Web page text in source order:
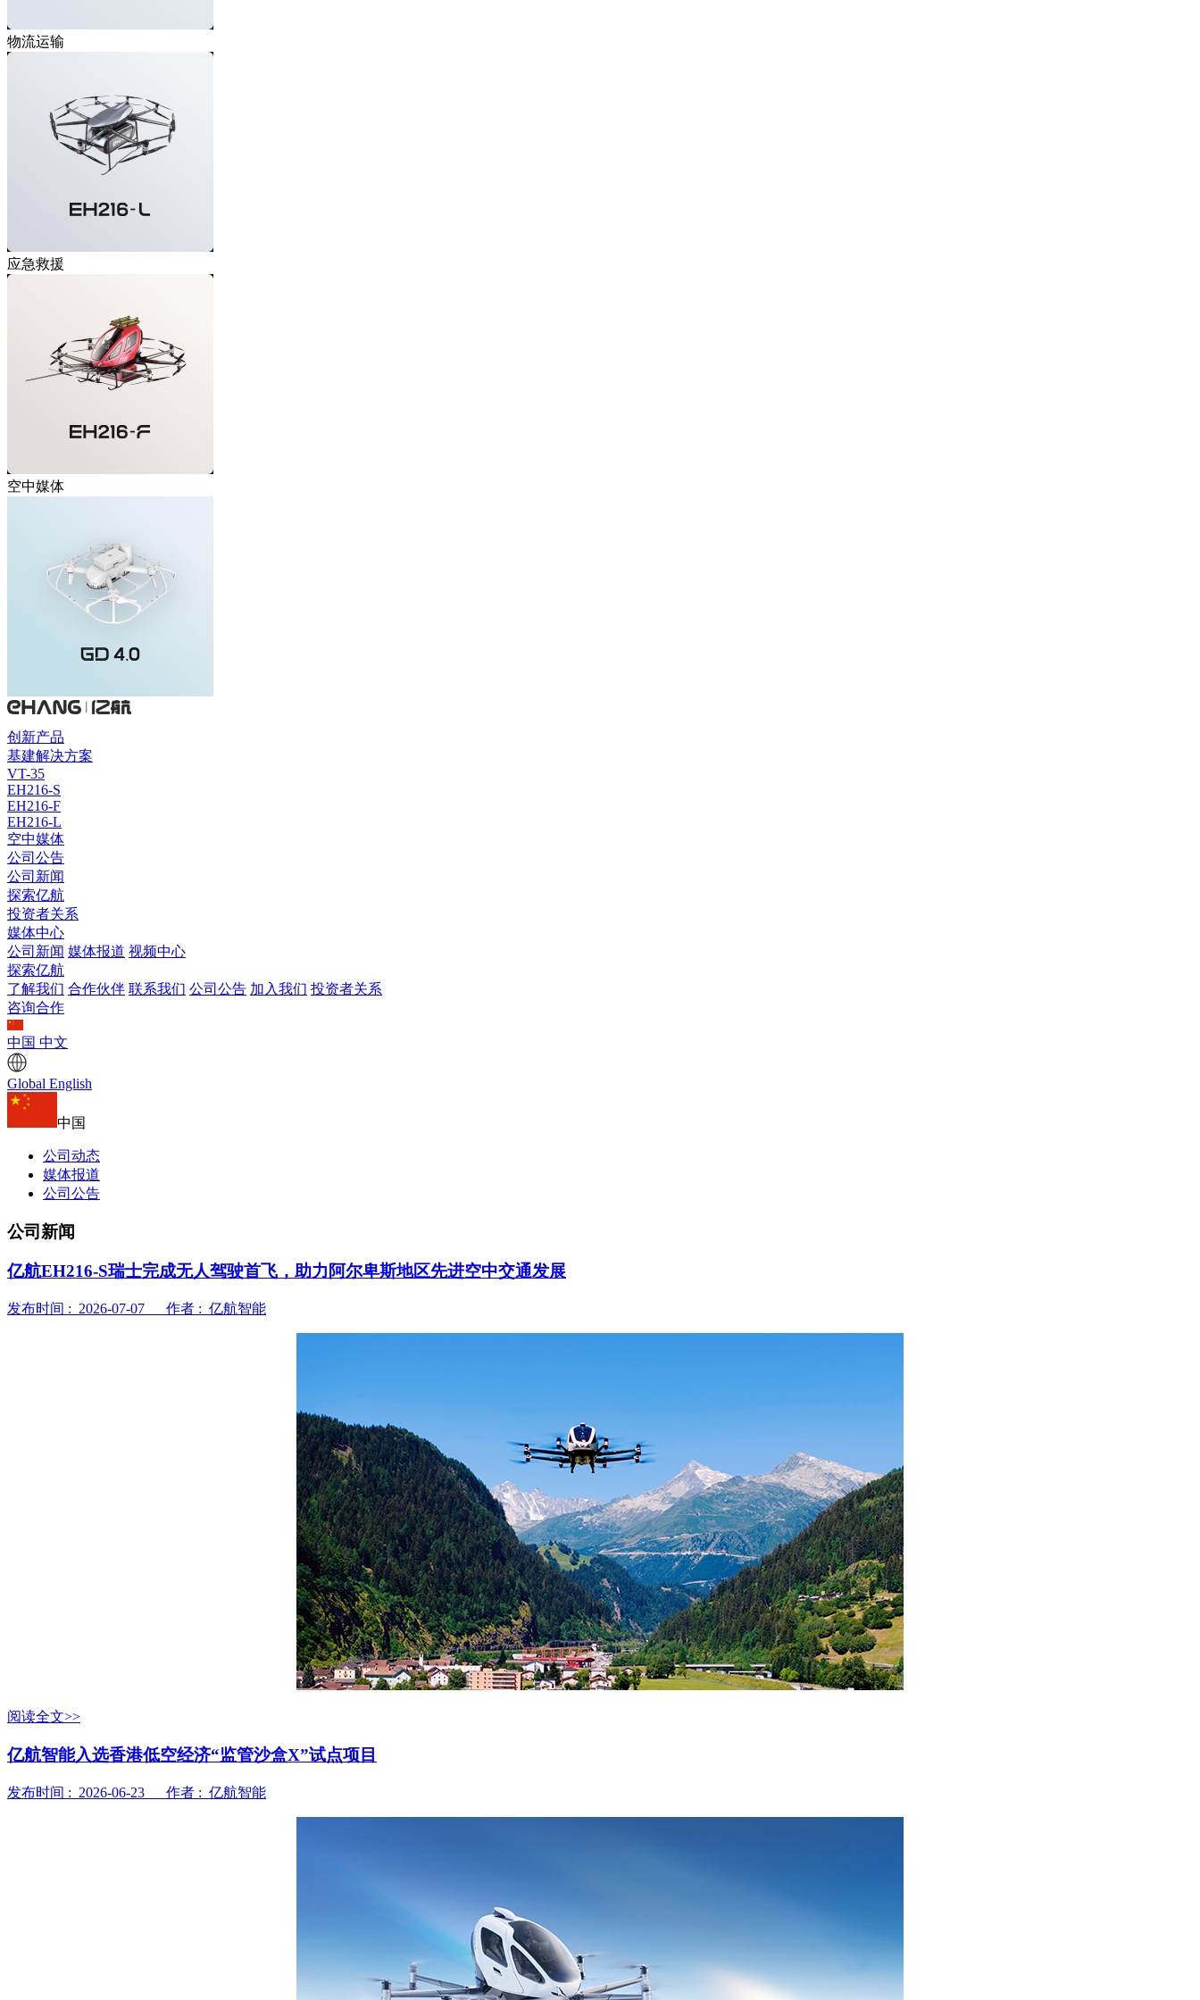
物流运输
应急救援
空中媒体
创新产品
基建解决方案
VT-35
EH216-S
EH216-F
EH216-L
空中媒体
公司公告
公司新闻
探索亿航
投资者关系
媒体中心
公司新闻 媒体报道 视频中心
探索亿航
了解我们 合作伙伴 联系我们 公司公告 加入我们 投资者关系
咨询合作
中国 中文
Global English
中国
公司动态
媒体报道
公司公告
公司新闻
亿航EH216-S瑞士完成无人驾驶首飞，助力阿尔卑斯地区先进空中交通发展
发布时间 : 2026-07-07 作者 : 亿航智能
阅读全文>>
亿航智能入选香港低空经济“监管沙盒X”试点项目
发布时间 : 2026-06-23 作者 : 亿航智能